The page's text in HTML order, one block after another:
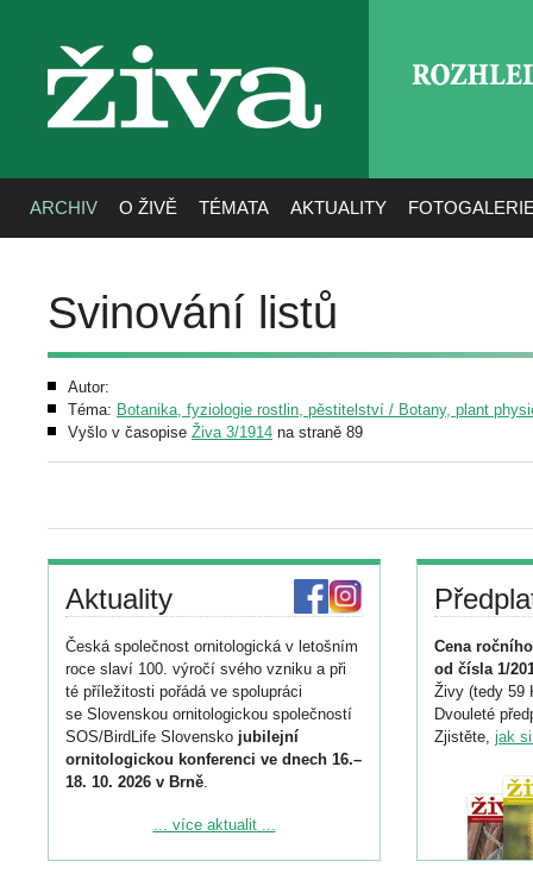
živa
ARCHIV O ŽIVĚ TÉMATA AKTUALITY
Svinování listů
Autor:
Téma: Botanika, fyziologie rostlin, pěstitelství / Botany, plant
Vyšlo v časopise Živa 3/1914 na straně 89
Aktuality
Česká společnost ornitologická v letošním
roce slaví 100. výročí svého vzniku a při
té příležitosti pořádá ve spolupráci
se Slovenskou ornitologickou společností
SOS/BirdLife Slovensko jubilejní
ornitologickou konferenci ve dnech 16.–
18. 10. 2026 v Brně.
Podrobnější informace ke konferenci
... více aktualit ...
Cena
od čísla 1/
Živy (tedy 59
Dvouleté
Zjistěte, jak